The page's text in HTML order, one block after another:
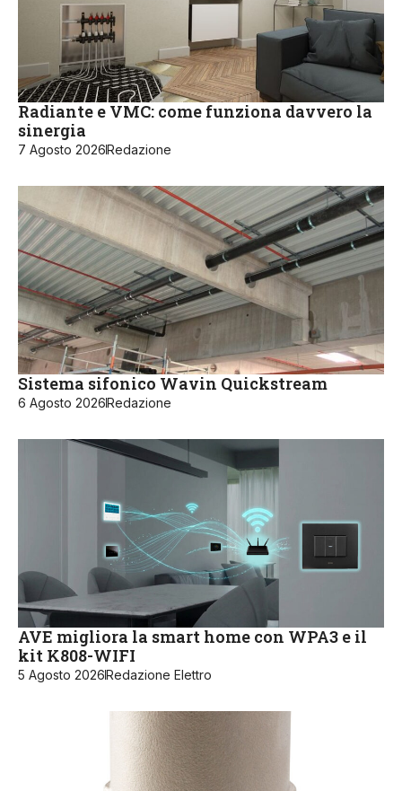
Radiante e VMC: come funziona davvero la
sinergia
7 Agosto 2026Redazione
Sistema sifonico Wavin Quickstream
6 Agosto 2026Redazione
AVE migliora la smart home con WPA3 e il
kit K808-WIFI
5 Agosto 2026Redazione Elettro